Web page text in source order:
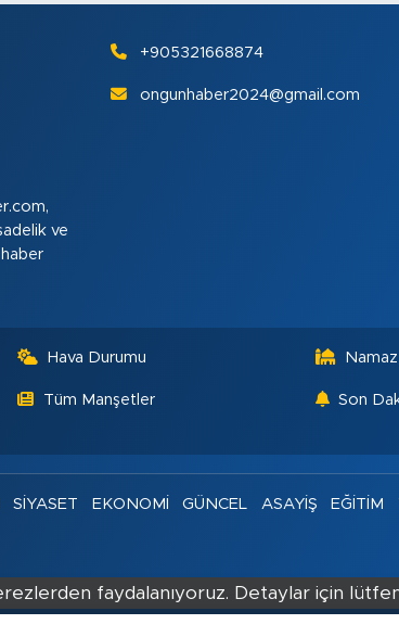
ve
+905321668874
ongunhaber2024@gmail.com
Hava Durumu
Tüm Manşetler Son
SİYASET EKONOMİ GÜNCEL ASAYİŞ EĞİTİM
faydalanıyoruz. Detaylar için lütfen